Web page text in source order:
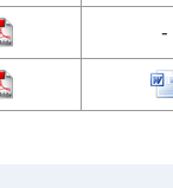
-